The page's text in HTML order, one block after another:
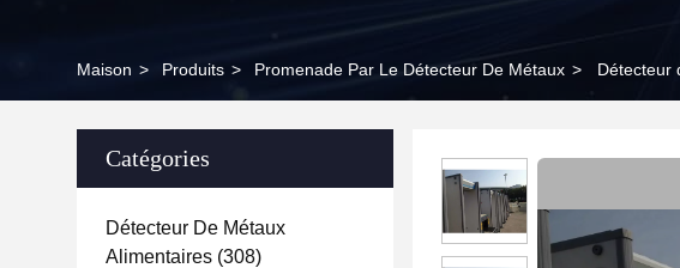
Maison > Produits > Promenade Par Le Détecteur De Métaux > Détecteur
Catégories
Détecteur De Métaux
Alimentaires (308)